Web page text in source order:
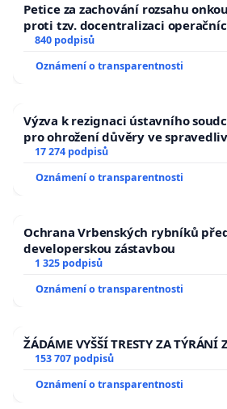
Petice za zachování rozsahu
proti tzv. docentralizaci
840 podpisů
Oznámení o transparentnosti
Výzva k rezignaci ústavního
pro ohrožení důvěry ve
17 274 podpisů
Oznámení o transparentnosti
Ochrana Vrbenských rybníků
developerskou zástavbou
1 325 podpisů
Oznámení o transparentnosti
ŽÁDÁME VYŠŠÍ TRESTY ZA TÝRÁNÍ
153 707 podpisů
Oznámení o transparentnosti